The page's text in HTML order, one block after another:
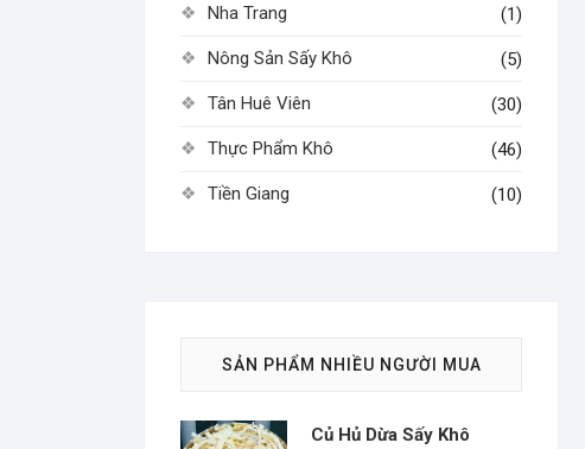
Nha Trang (1)
Nông Sản Sấy Khô (5)
Tân Huê Viên (30)
Thực Phẩm Khô (46)
Tiền Giang (10)
SẢN PHẨM NHIỀU NGƯỜI MUA
Củ Hủ Dừa Sấy Khô